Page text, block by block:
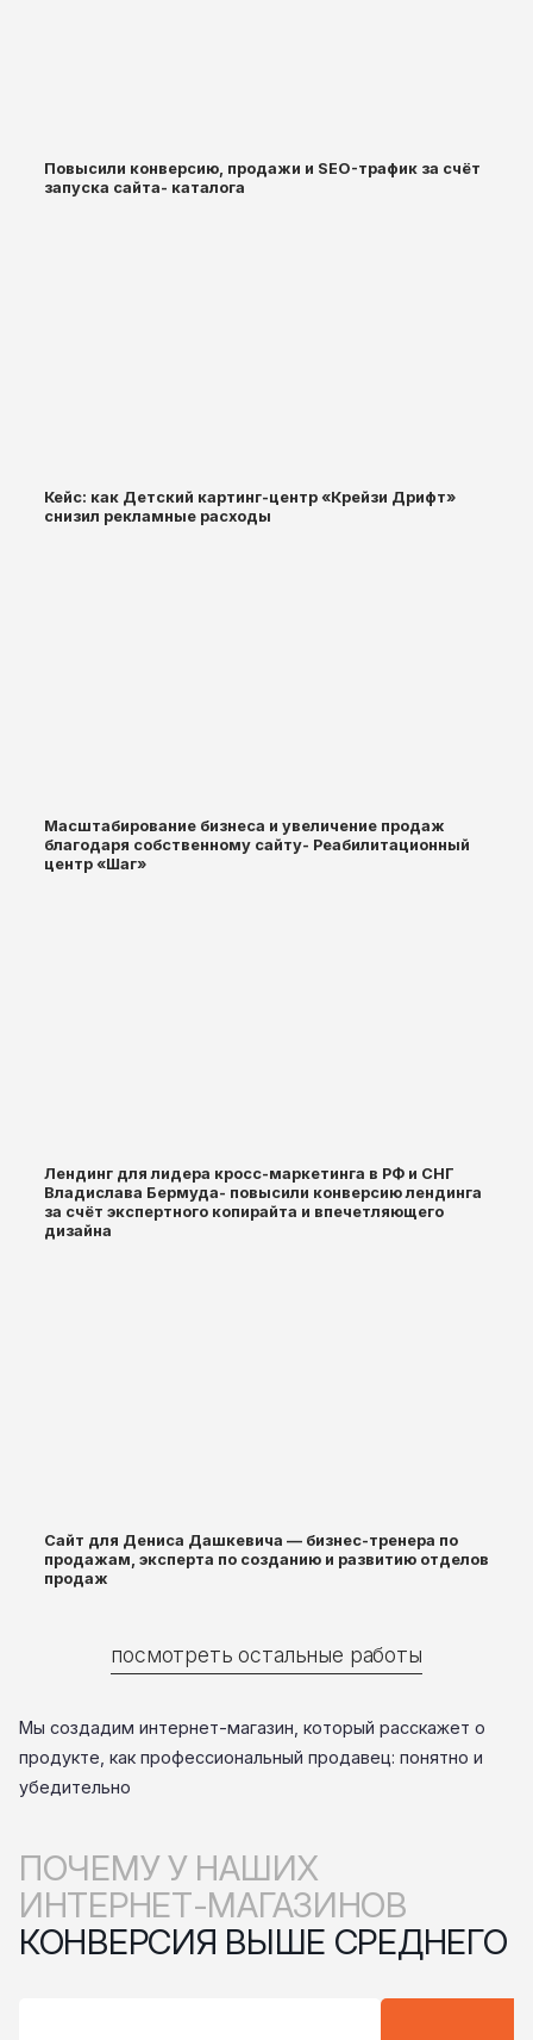
Повысили конверсию, продажи и SEO-трафик за счёт
запуска сайта- каталога
Кейс: как Детский картинг-центр «Крейзи Дрифт»
снизил рекламные расходы
Масштабирование бизнеса и увеличение продаж
благодаря собственному сайту- Реабилитационный
центр «Шаг»
Лендинг для лидера кросс-маркетинга в РФ и СНГ
Владислава Бермуда- повысили конверсию лендинга
за счёт экспертного копирайта и впечетляющего
дизайна
Сайт для Дениса Дашкевича — бизнес-тренера по
продажам, эксперта по созданию и развитию отделов
продаж
посмотреть остальные работы
Мы создадим интернет-магазин, который расскажет о
продукте, как профессиональный продавец: понятно и
убедительно
ПОЧЕМУ У НАШИХ
ИНТЕРНЕТ-МАГАЗИНОВ
КОНВЕРСИЯ ВЫШЕ СРЕДНЕГО